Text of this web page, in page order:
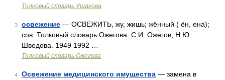
Толковый словарь Ушакова
3 освежение — ОСВЕЖИТЬ, жу, жишь; жённый ( ён, ена);
сов. Толковый словарь Ожегова. С.И. Ожегов, Н.Ю.
Шведова. 1949 1992 …
Толковый словарь Ожегова
4 Освежение медицинского имущества — замена в